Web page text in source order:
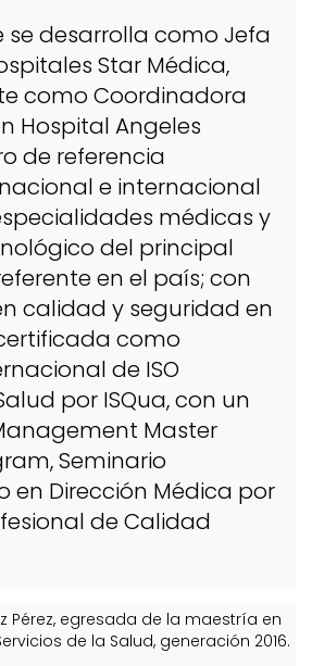
desarrolla como Jefa
Star Médica,
como Coordinadora
Hospital Angeles
de referencia
e internacional
médicas y
del principal
en el país; con
calidad y seguridad en
como
de ISO
por ISQua, con un
Master
Seminario
en Dirección Médica por
de Calidad